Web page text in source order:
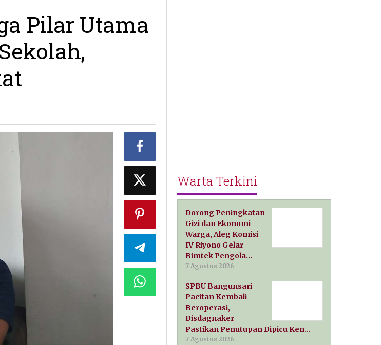
Pilar Utama
Warta Terkini
Dorong Peningkatan
Gizi dan Ekonomi
Warga, Aleg Komisi
IV Riyono Gelar
Bimtek Pengola…
7 Agustus 2026
SPBU Bangunsari
Pacitan Kembali
Beroperasi,
Disdagnaker
Pastikan Penutupan Dipicu Ken…
7 Agustus 2026